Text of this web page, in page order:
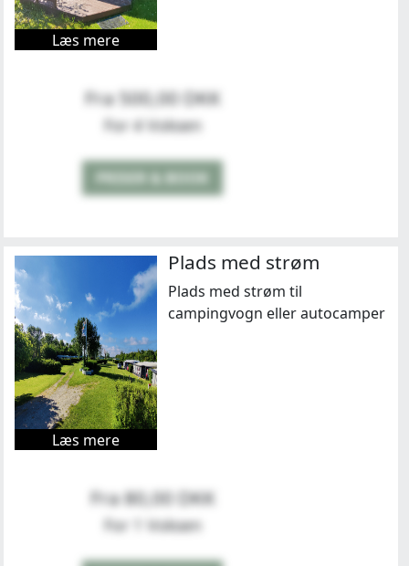
Læs mere
Fra 500,00 DKK
For 4 Voksen
PRISER & BOOK
Læs mere
Plads med strøm
Plads med strøm til
campingvogn eller autocamper
Fra 80,00 DKK
For 1 Voksen